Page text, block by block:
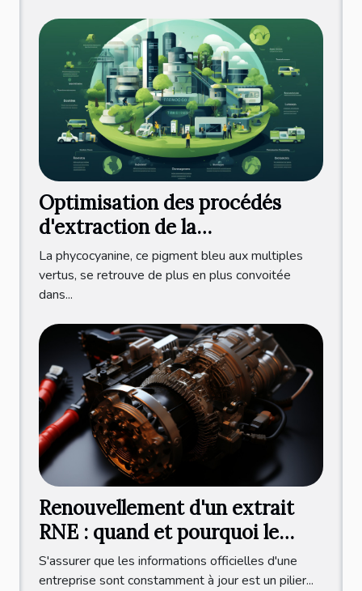
Optimisation des procédés
d'extraction de la
phycocyanine pour une
production durable et éco-
responsable
La phycocyanine, ce pigment bleu aux multiples
vertus, se retrouve de plus en plus convoitée
dans...
Renouvellement d'un extrait
RNE : quand et pourquoi le
faire ?
S'assurer que les informations officielles d'une
entreprise sont constamment à jour est un pilier...